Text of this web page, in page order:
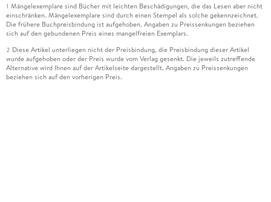
1 Mängelexemplare sind Bücher mit leichten Beschädigungen, die das Lesen aber nicht
einschränken. Mängelexemplare sind durch einen Stempel als solche gekennzeichnet.
Die frühere Buchpreisbindung ist aufgehoben. Angaben zu Preissenkungen beziehen
sich auf den gebundenen Preis eines mangelfreien Exemplars.
2 Diese Artikel unterliegen nicht der Preisbindung, die Preisbindung dieser Artikel
wurde aufgehoben oder der Preis wurde vom Verlag gesenkt. Die jeweils zutreffende
Alternative wird Ihnen auf der Artikelseite dargestellt. Angaben zu Preissenkungen
beziehen sich auf den vorherigen Preis.